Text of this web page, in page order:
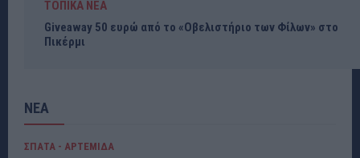
ΤΟΠΙΚΑ ΝΕΑ
Giveaway 50 ευρώ από το «Οβελιστήριο των Φίλων» στο
Πικέρμι
ΝΕΑ
ΣΠΑΤΑ - ΑΡΤΕΜΙΔΑ